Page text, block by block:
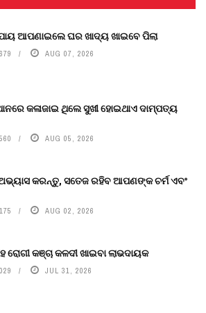
ଆପଣାଇଲେ ଘର ଖାଦ୍ୟ ଖାଇବେ ପିଲା
AUG 07, 2026
କଳାଜାଇ ଥିଲେ ସୁଖୀ ହୋଇଥାଏ ଦାମ୍ପତ୍ୟ
AUG 05, 2026
କରନ୍ତୁ, ସତେଜ ରହିବ ଆପଣଙ୍କ ଚର୍ମ ଏବଂ
AUG 02, 2026
ରୋଗୀ କଞ୍ଚା କଳଦୀ ଖାଇବା ଲାଭଦାୟକ
JUL 31, 2026